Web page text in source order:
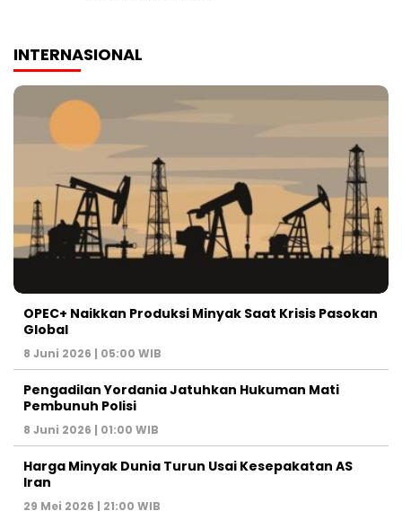
INTERNASIONAL
OPEC+ Naikkan Produksi Minyak Saat Krisis Pasokan
Global
8 Juni 2026 | 05:00 WIB
Pengadilan Yordania Jatuhkan Hukuman Mati
Pembunuh Polisi
8 Juni 2026 | 01:00 WIB
Harga Minyak Dunia Turun Usai Kesepakatan AS
Iran
29 Mei 2026 | 21:00 WIB